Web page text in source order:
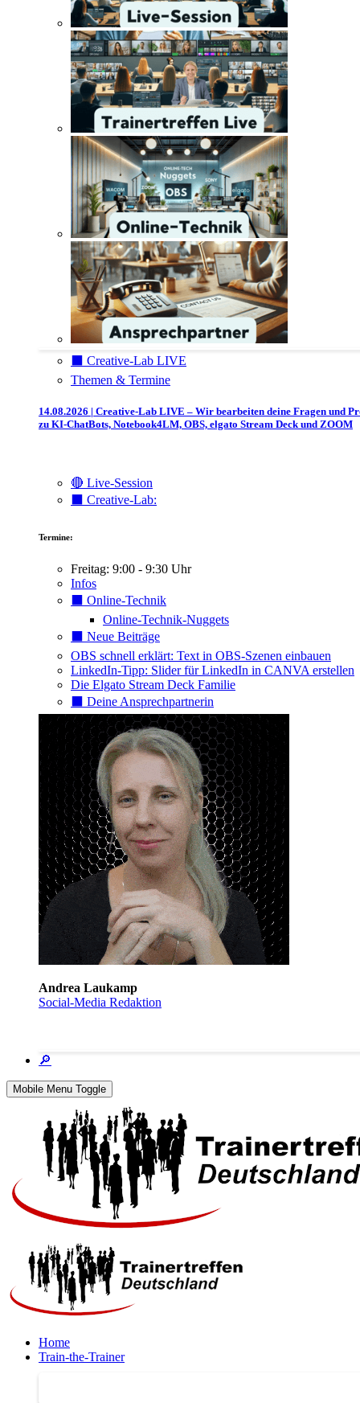
⬛️ Creative-Lab LIVE
Themen & Termine
14.08.2026 | Creative-Lab LIVE – Wir bearbeiten deine Fragen und
zu KI-ChatBots, Notebook4LM, OBS, elgato Stream Deck und ZOOM
🔴 Live-Session
⬛️ Creative-Lab:
Termine:
Freitag: 9:00 - 9:30 Uhr
Infos
⬛️ Online-Technik
Online-Technik-Nuggets
⬛️ Neue Beiträge
OBS schnell erklärt: Text in OBS-Szenen einbauen
LinkedIn-Tipp: Slider für LinkedIn in CANVA erstellen
Die Elgato Stream Deck Familie
⬛️ Deine Ansprechpartnerin
Andrea Laukamp
Social-Media Redaktion
🔎
Mobile Menu Toggle
Home
Train-the-Trainer